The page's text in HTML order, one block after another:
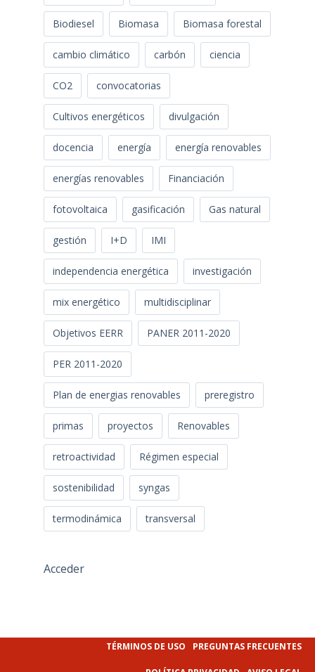
Biodiesel Biomasa Biomasa forestal
cambio climático carbón ciencia
CO2 convocatorias
Cultivos energéticos divulgación
docencia energía energía renovables
energías renovables Financiación
fotovoltaica gasificación Gas natural
gestión I+D IMI
independencia energética investigación
mix energético multidisciplinar
Objetivos EERR PANER 2011-2020
PER 2011-2020
Plan de energias renovables preregistro
primas proyectos Renovables
retroactividad Régimen especial
sostenibilidad syngas
termodinámica transversal
Acceder
TÉRMINOS DE USO PREGUNTAS FRECUENTES